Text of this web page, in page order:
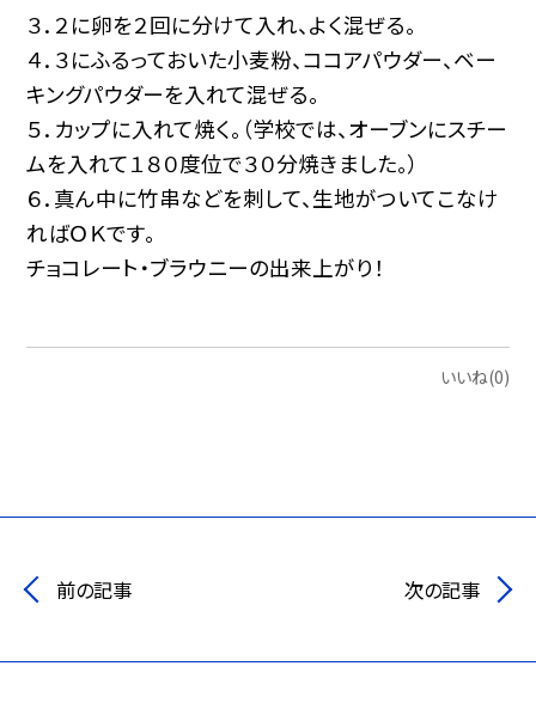
３．２に卵を２回に分けて入れ、よく混ぜる。
４．３にふるっておいた小麦粉、ココアパウダー、ベー
キングパウダーを入れて混ぜる。
５．カップに入れて焼く。（学校では、オーブンにスチー
ムを入れて１８０度位で３０分焼きました。）
６．真ん中に竹串などを刺して、生地がついてこなけ
ればＯＫです。
チョコレート・ブラウニーの出来上がり！
いいね(0)
前の記事 次の記事